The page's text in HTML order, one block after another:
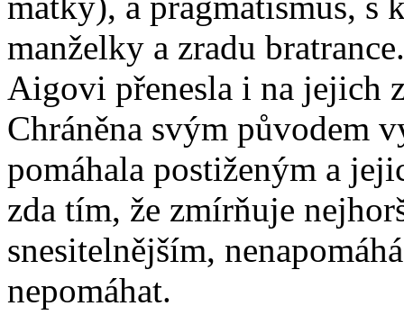
manželky a zradu
Aigovi přenesla i na jejich
Chráněna svým původem
pomáhala postiženým a
zda tím, že zmírňuje
snesitelnějším,
nepomáhat.